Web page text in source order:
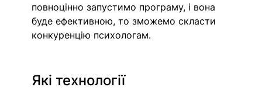
повноцінно запустимо програму, і вона
буде ефективною, то зможемо скласти
конкуренцію психологам.
Які технології